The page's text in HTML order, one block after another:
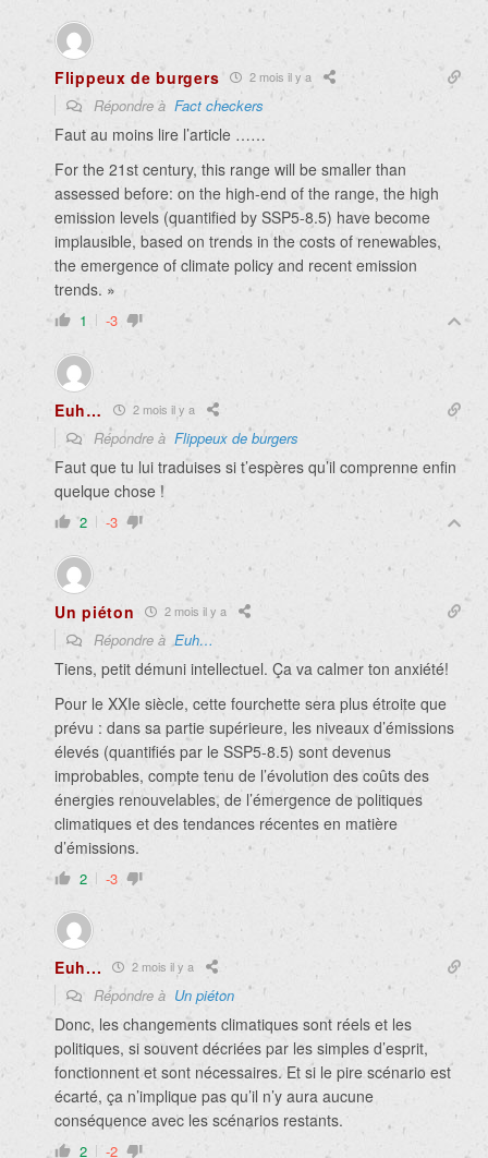
Flippeux de burgers 2 mois il y a
Répondre à Fact checkers
Faut au moins lire l’article ……
For the 21st century, this range will be smaller than
assessed before: on the high-end of the range, the high
emission levels (quantified by SSP5-8.5) have become
implausible, based on trends in the costs of renewables,
the emergence of climate policy and recent emission
trends. »
1 -3
Euh… 2 mois il y a
Répondre à Flippeux de burgers
Faut que tu lui traduises si t’espères qu’il comprenne enfin
quelque chose !
2 -3
Un piéton 2 mois il y a
Répondre à Euh…
Tiens, petit démuni intellectuel. Ça va calmer ton anxiété!
Pour le XXIe siècle, cette fourchette sera plus étroite que
prévu : dans sa partie supérieure, les niveaux d’émissions
élevés (quantifiés par le SSP5-8.5) sont devenus
improbables, compte tenu de l’évolution des coûts des
énergies renouvelables, de l’émergence de politiques
climatiques et des tendances récentes en matière
d’émissions.
2 -3
Euh... 2 mois il y a
Répondre à Un piéton
Donc, les changements climatiques sont réels et les
politiques, si souvent décriées par les simples d’esprit,
fonctionnent et sont nécessaires. Et si le pire scénario est
écarté, ça n’implique pas qu’il n’y aura aucune
conséquence avec les scénarios restants.
2 -2